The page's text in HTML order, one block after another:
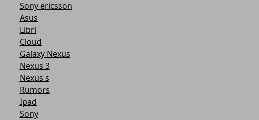
Sony ericsson
Asus
Libri
Cloud
Galaxy Nexus
Nexus 3
Nexus s
Rumors
Ipad
Sony